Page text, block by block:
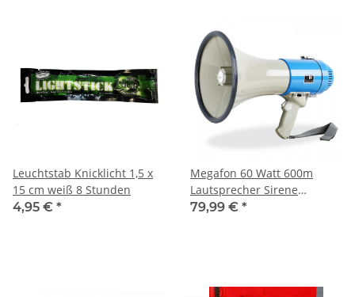
Leuchtstab Knicklicht 1,5 x
15 cm weiß 8 Stunden
4,95 € *
Megafon 60 Watt 600m
Lautsprecher Sirene
wetterfest weiß/blau
79,99 € *